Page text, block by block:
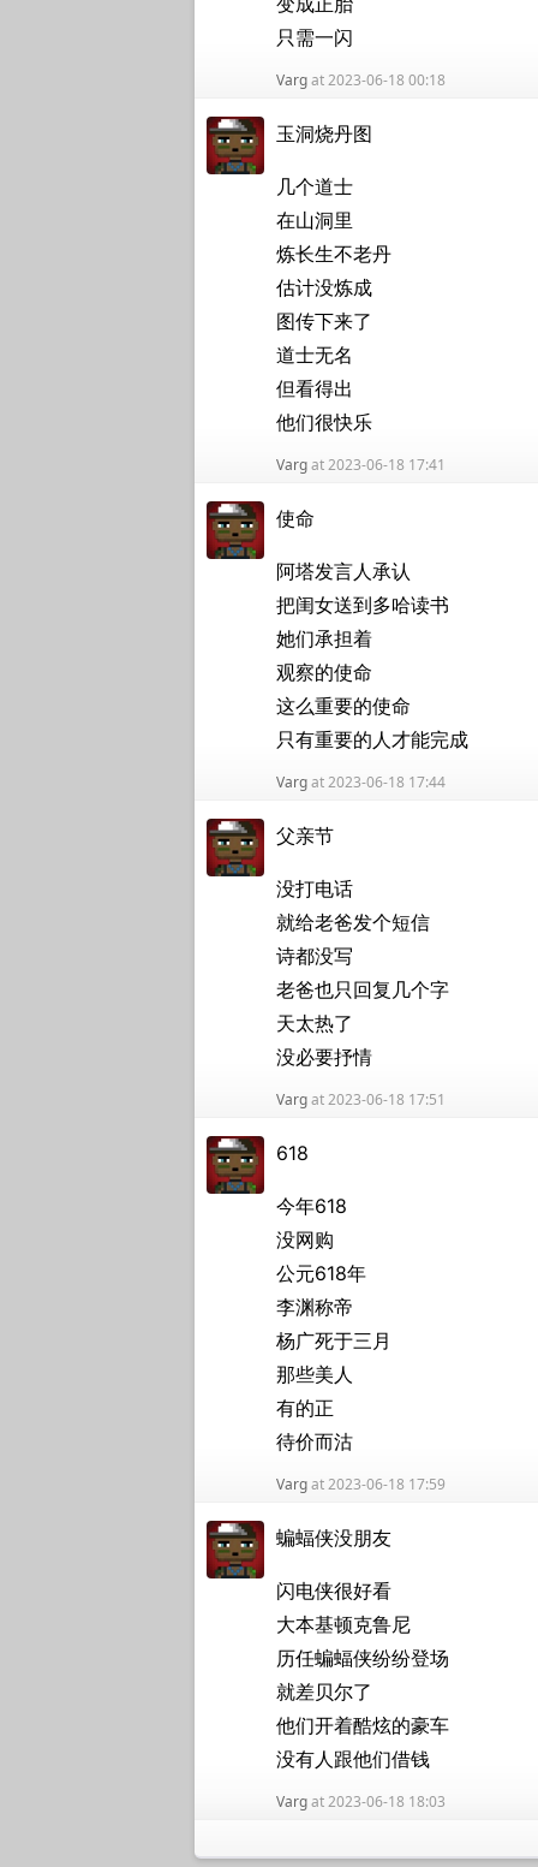
只需一闪
Vargat 2023-06-18 00:18
玉洞烧丹图
几个道士
在山洞里
炼长生不老丹
估计没炼成
图传下来了
道士无名
但看得出
他们很快乐
Vargat 2023-06-18 17:41
使命
阿塔发言人承认
把闺女送到多哈读书
她们承担着
观察的使命
这么重要的使命
只有重要的人才能完成
Vargat 2023-06-18 17:44
父亲节
没打电话
就给老爸发个短信
诗都没写
老爸也只回复几个字
天太热了
没必要抒情
Vargat 2023-06-18 17:51
618
今年618
没网购
公元618年
李渊称帝
杨广死于三月
那些美人
有的正
待价而沽
Vargat 2023-06-18 17:59
蝙蝠侠没朋友
闪电侠很好看
大本基顿克鲁尼
历任蝙蝠侠纷纷登场
就差贝尔了
他们开着酷炫的豪车
没有人跟他们借钱
Vargat 2023-06-18 18:03